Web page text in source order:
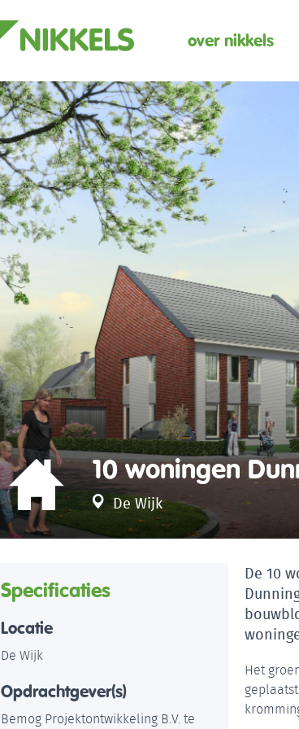
over nikkels
10 woningen
De Wijk
De 10
Het
Specificaties
Locatie
De Wijk
Opdrachtgever(s)
Bemog Projektontwikkeling B.V. te